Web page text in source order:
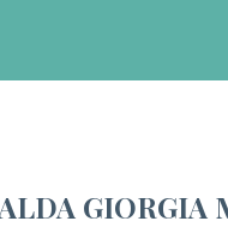
GIORGIA